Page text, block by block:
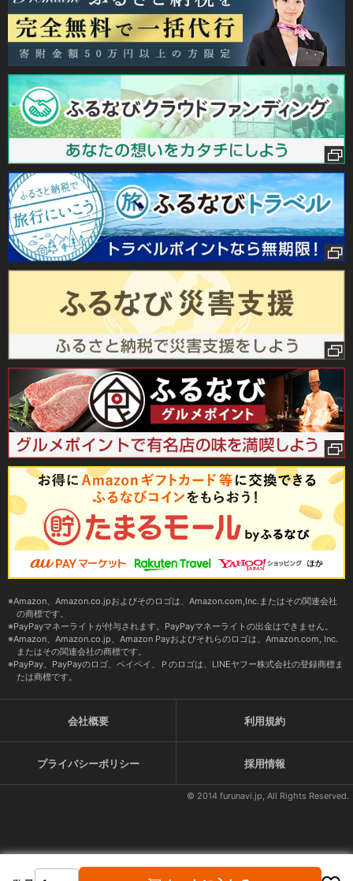
Amazon、Amazon.co.jpおよびそのロゴは、Amazon.com,Inc.またはその関連会社
の商標です。
PayPayマネーライトが付与されます。PayPayマネーライトの出金はできません。
Amazon、Amazon.co.jp、Amazon Payおよびそれらのロゴは、Amazon.com, Inc.
またはその関連会社の商標です。
PayPay、PayPayのロゴ、ペイペイ、Ｐのロゴは、LINEヤフー株式会社の登録商標ま
たは商標です。
会社概要 利用規約
プライバシーポリシー 採用情報
© 2014 furunavi.jp, All Rights Reserved.